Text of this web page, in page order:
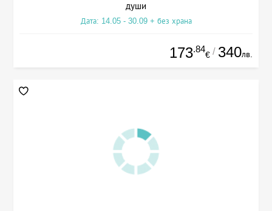
души
Дата: 14.05 - 30.09 + без храна
173.84
€ / 340лв.